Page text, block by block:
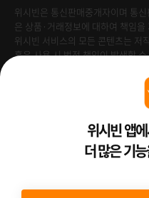
위시빈은 통신판매중개자이며 통
은 상품·거래정보에 대하여 책임을
위시빈 서비스의 모든 콘텐츠는 저
혹은 사용 시 법적 책임이 발생할
Venture Enterprise위시빈 앱
더 많은 기